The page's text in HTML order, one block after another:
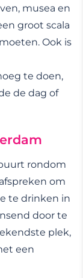
musea en
groot scala
Ook is
te doen,
de dag of
rondom
om
te drinken in
door te
plek,
een